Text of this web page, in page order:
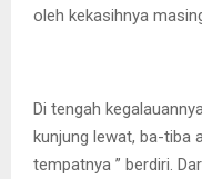
oleh kekasihnya
Di tengah
kunjung lewat, ba-tiba
tempatnya ” berdiri.